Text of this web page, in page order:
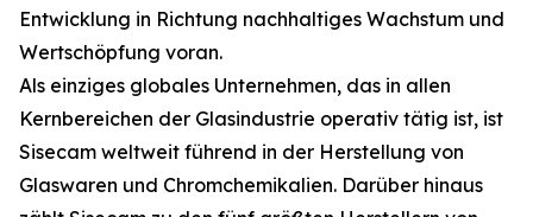
Entwicklung in Richtung nachhaltiges Wachstum und
Wertschöpfung voran.
Als einziges globales Unternehmen, das in allen
Kernbereichen der Glasindustrie operativ tätig ist, ist
Sisecam weltweit führend in der Herstellung von
Glaswaren und Chromchemikalien. Darüber hinaus